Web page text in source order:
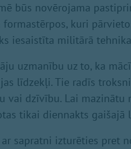
būs novērojama
kuri
iesaistīta militārā
uzmanību uz to, ka
līdzekļi. Tie radīs
vai dzīvību. Lai
tikai diennakts gaišajā
sapratni izturēties pret